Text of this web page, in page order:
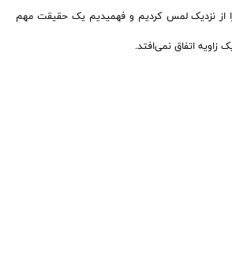
از نزدیک لمس کردیم و فهمیدیم یک حقیقت مهم
زاویه اتفاق نمی‌افتد.